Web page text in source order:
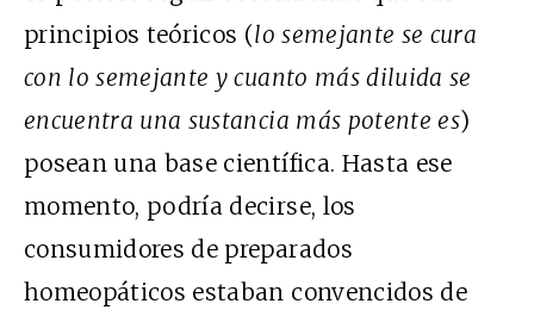
principios teóricos (lo semejante se cura
con lo semejante y cuanto más diluida se
encuentra una sustancia más potente es)
posean una base científica. Hasta ese
momento, podría decirse, los
consumidores de preparados
homeopáticos estaban convencidos de